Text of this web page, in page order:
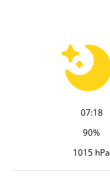
07:18
90%
1015 hPa